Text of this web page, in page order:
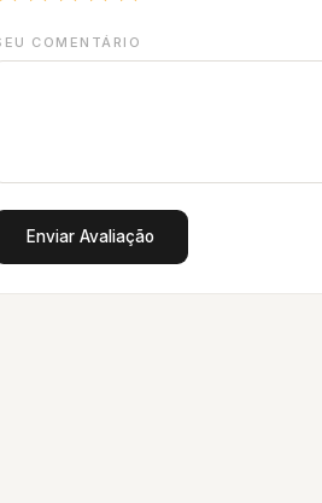
COMENTÁRIO
Enviar Avaliação